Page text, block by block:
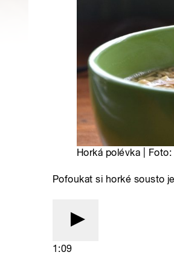
Horká polévka | Foto:
Pofoukat si horké sousto
1:09